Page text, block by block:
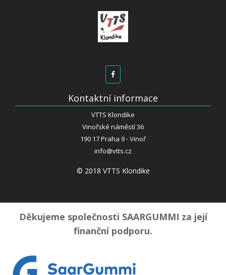
Kontaktní informace
VTTS Klondike
Vinořské náměstí 36
190 17 Praha 9 - Vinoř
info@vtts.cz
© 2018 VTTS Klondike
Děkujeme společnosti SAARGUMMI za její
finanční podporu.